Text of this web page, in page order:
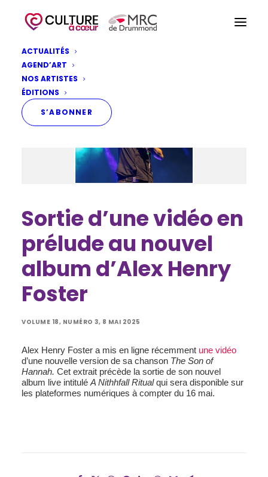
ACTUALITÉS
AGEND’ART
NOS ARTISTES
ÉDITIONS
S’ABONNER
Sortie d’une vidéo en
prélude au nouvel
album d’Alex Henry
Foster
VOLUME 18, NUMÉRO 3, 8 MAI 2025
Alex Henry Foster a mis en ligne récemment une vidéo
d’une nouvelle version de sa chanson The Son of
Hannah. Cet extrait précède la sortie de son nouvel
album live intitulé A Nithhfall Ritualqui sera disponible sur
les plateformes numériques à compter du 16 mai.